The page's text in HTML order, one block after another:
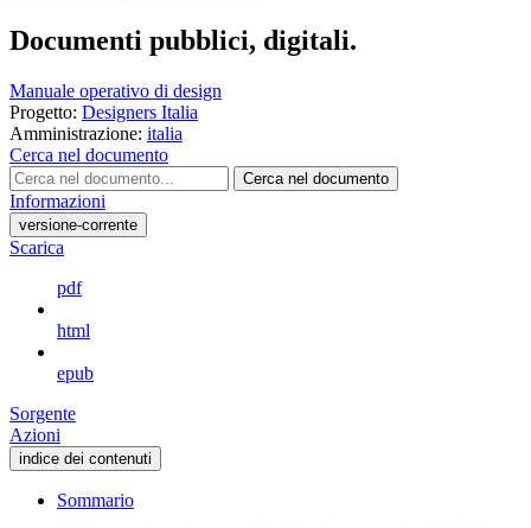
Documenti pubblici, digitali.
Manuale operativo di design
Progetto: Designers Italia
Amministrazione: italia
Cerca nel documento
Cerca nel documento
Informazioni
versione-corrente
Scarica
pdf
html
epub
Sorgente
Azioni
indice dei contenuti
Sommario